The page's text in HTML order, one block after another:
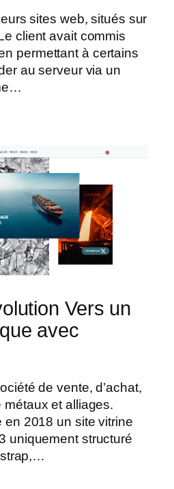
sites web, situés sur
client avait commis
permettant à certains
au serveur via un
Vers un
avec
de vente, d’achat,
et alliages.
en 2018 un site vitrine
uniquement structuré